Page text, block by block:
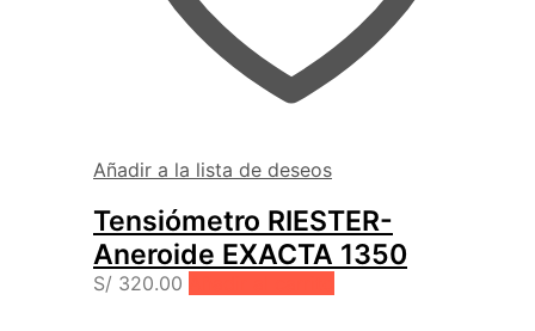
Añadir a la lista de deseos
Tensiómetro RIESTER-
Aneroide EXACTA 1350
S/ 320.00